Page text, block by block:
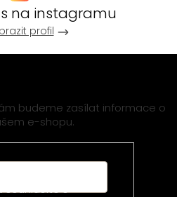
na instagramu
profil
budeme zasílat informace o
e-shopu.
souhlasíte s